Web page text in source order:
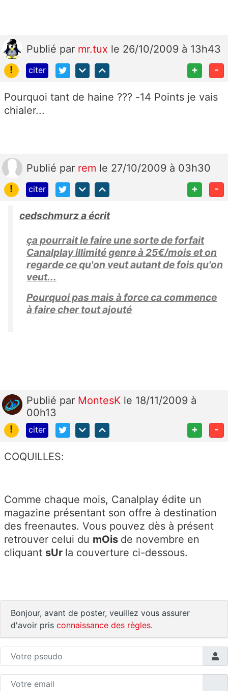
Publié par mr.tux le 26/10/2009 à 13h43
!
citer + -
Pourquoi tant de haine ??? -14 Points je vais
chialer...
Publié par rem le 27/10/2009 à 03h30
!
citer + -
cedschmurz a écrit
ça pourrait le faire une sorte de forfait
Canalplay illimité genre à 25€/mois et on
regarde ce qu'on veut autant de fois qu'on
veut...
Pourquoi pas mais à force ca commence
à faire cher tout ajouté
Publié par MontesK le 18/11/2009 à
00h13
!
citer + -
COQUILLES:
Comme chaque mois, Canalplay édite un
magazine présentant son offre à destination
des freenautes. Vous pouvez dès à présent
retrouver celui du mOis de novembre en
cliquant sUr la couverture ci-dessous.
Bonjour, avant de poster, veuillez vous assurer
d'avoir pris connaissance des règles.